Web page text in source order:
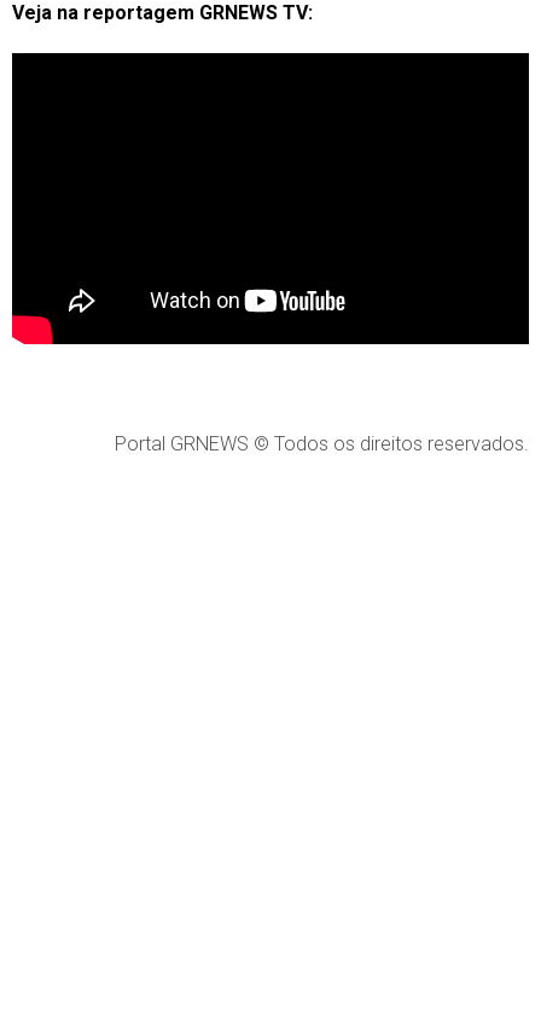
Veja na reportagem GRNEWS TV:
Portal GRNEWS © Todos os direitos reservados.